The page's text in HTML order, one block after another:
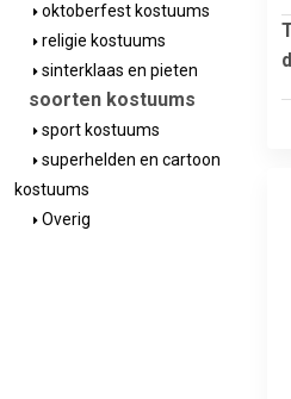
oktoberfest kostuums
religie kostuums
sinterklaas en pieten
soorten kostuums
sport kostuums
superhelden en cartoon
kostuums
Overig